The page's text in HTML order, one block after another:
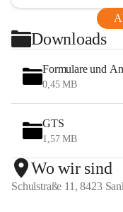
Downloads
Formulare und
0,45 MB
GTS
1,57 MB
Wo wir sind
Schulstraße 11, 8423